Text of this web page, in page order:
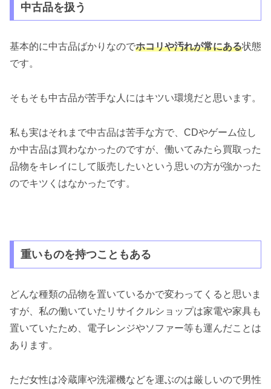
中古品を扱う
基本的に中古品ばかりなのでホコリや汚れが常にある状態
です。
そもそも中古品が苦手な人にはキツい環境だと思います。
私も実はそれまで中古品は苦手な方で、CDやゲーム位し
か中古品は買わなかったのですが、働いてみたら買取った
品物をキレイにして販売したいという思いの方が強かった
のでキツくはなかったです。
重いものを持つこともある
どんな種類の品物を置いているかで変わってくると思いま
すが、私の働いていたリサイクルショップは家電や家具も
置いていたため、電子レンジやソファー等も運んだことは
あります。
ただ女性は冷蔵庫や洗濯機などを運ぶのは厳しいので男性